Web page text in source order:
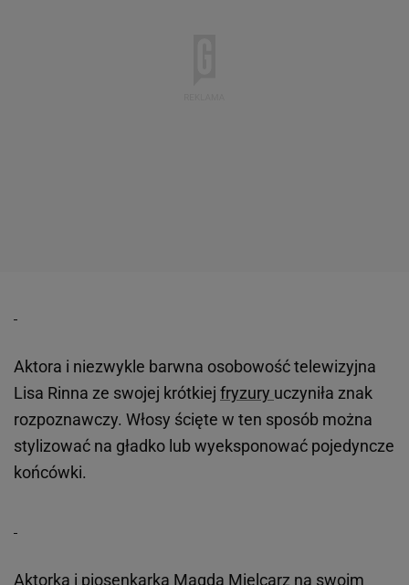
Aktora i niezwykle barwna osobowość telewizyjna
Lisa Rinna ze swojej krótkiej fryzury uczyniła znak
rozpoznawczy. Włosy ścięte w ten sposób można
stylizować na gładko lub wyeksponować pojedyncze
końcówki.
Aktorka i piosenkarka Magda Mielcarz na swoim